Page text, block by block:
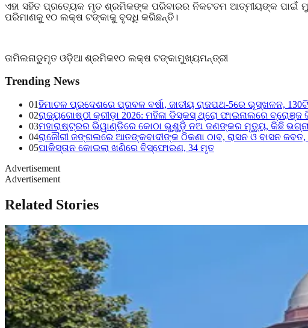
ଏହା ସହିତ ପ୍ରତ୍ୟେକ ମୃତ ଶ୍ରମିକଙ୍କ ପରିବାରର ନିକଟତମ ଆତ୍ମୀୟଙ୍କ ପାଇଁ
ପରିମାଣକୁ ୧୦ ଲକ୍ଷ ଟଙ୍କାକୁ ବୃଦ୍ଧି କରିଛନ୍ତି।
ତାମିଲନାଡୁମୃତ ଓଡ଼ିଆ ଶ୍ରମିକ୧୦ ଲକ୍ଷ ଟଙ୍କାମୁଖ୍ୟମନ୍ତ୍ରୀ
Trending News
01ହିମାଚଳ ପ୍ରଦେଶରେ ପ୍ରବଳ ବର୍ଷା, ଜାତୀୟ ରାଜପଥ-5ରେ ଭୂସ୍ଖଳନ,
02ରାଜ୍ୟଗୋଷ୍ଠୀ କ୍ରୀଡ଼ା 2026: ମହିଳା ଡିସ୍କସ୍ ଥ୍ରୋ ଫାଇନାଲରେ ବ୍ରୋଞ୍ଜ
03ମହାରାଷ୍ଟ୍ରର ଭିୱାଣ୍ଡିରେ କୋଠା ଭୁଶୁଡ଼ି ନଅ ଜଣଙ୍କର ମୃତ୍ୟୁ, କିଛି
04ରାଜୌରୀ ଜଙ୍ଗଲରେ ଆତଙ୍କବାଦୀଙ୍କ ଠିକଣା ଠାବ, ରାସନ ଓ ବାସନ ଜବତ,
05ପାକିସ୍ତାନ କୋଇଲା ଖଣିରେ ବିସ୍ଫୋରଣ, 34 ମୃତ
Advertisement
Advertisement
Related Stories